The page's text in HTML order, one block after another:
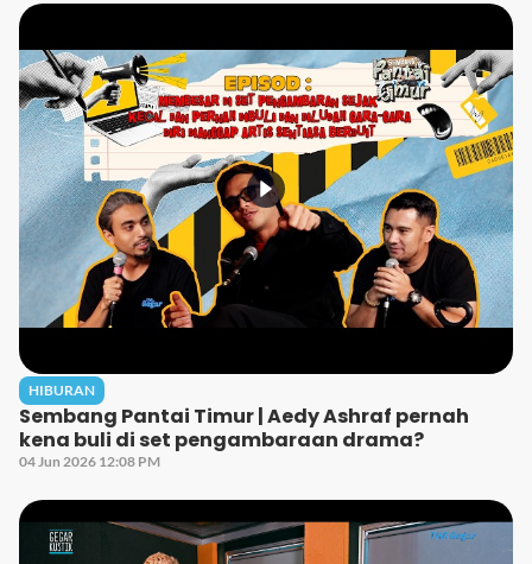
HIBURAN
Sembang Pantai Timur | Aedy Ashraf pernah
kena buli di set pengambaraan drama?
04 Jun 2026 12:08 PM